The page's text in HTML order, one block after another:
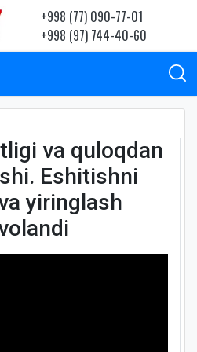
+998 (77) 090-77-01
+998 (97) 744-40-60
va quloqdan
Eshitishni
yiringlash